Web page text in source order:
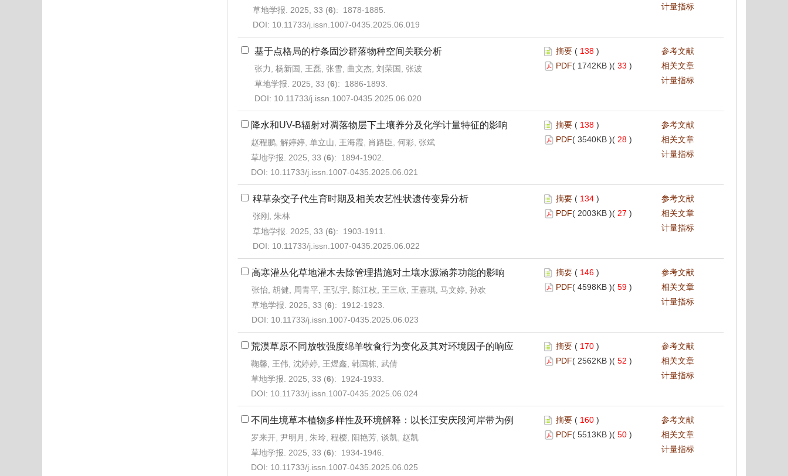
草地学报. 2025, 33 (6): 1878-1885.
DOI: 10.11733/j.issn.1007-0435.2025.06.019
计量指标
基于点格局的柠条固沙群落物种空间关联分析
张力, 杨新国, 王磊, 张雪, 曲文杰, 刘荣国, 张波
草地学报. 2025, 33 (6): 1886-1893.
DOI: 10.11733/j.issn.1007-0435.2025.06.020
摘要 ( 138 )
PDF( 1742KB )( 33 )
参考文献
相关文章
计量指标
降水和UV-B辐射对凋落物层下土壤养分及化学计量特征的影响
赵程鹏, 解婷婷, 单立山, 王海霞, 肖路臣, 何彩, 张斌
草地学报. 2025, 33 (6): 1894-1902.
DOI: 10.11733/j.issn.1007-0435.2025.06.021
摘要 ( 138 )
PDF( 3540KB )( 28 )
参考文献
相关文章
计量指标
稗草杂交子代生育时期及相关农艺性状遗传变异分析
张刚, 朱林
草地学报. 2025, 33 (6): 1903-1911.
DOI: 10.11733/j.issn.1007-0435.2025.06.022
摘要 ( 134 )
PDF( 2003KB )( 27 )
参考文献
相关文章
计量指标
高寒灌丛化草地灌木去除管理措施对土壤水源涵养功能的影响
张怡, 胡健, 周青平, 王弘宇, 陈江枚, 王三欣, 王嘉琪, 马文婷, 孙欢
草地学报. 2025, 33 (6): 1912-1923.
DOI: 10.11733/j.issn.1007-0435.2025.06.023
摘要 ( 146 )
PDF( 4598KB )( 59 )
参考文献
相关文章
计量指标
荒漠草原不同放牧强度绵羊牧食行为变化及其对环境因子的响应
鞠馨, 王伟, 沈婷婷, 王煜鑫, 韩国栋, 武倩
草地学报. 2025, 33 (6): 1924-1933.
DOI: 10.11733/j.issn.1007-0435.2025.06.024
摘要 ( 170 )
PDF( 2562KB )( 52 )
参考文献
相关文章
计量指标
不同生境草本植物多样性及环境解释：以长江安庆段河岸带为例
罗来开, 尹明月, 朱玲, 程樱, 阳艳芳, 谈凯, 赵凯
草地学报. 2025, 33 (6): 1934-1946.
DOI: 10.11733/j.issn.1007-0435.2025.06.025
摘要 ( 160 )
PDF( 5513KB )( 50 )
参考文献
相关文章
计量指标